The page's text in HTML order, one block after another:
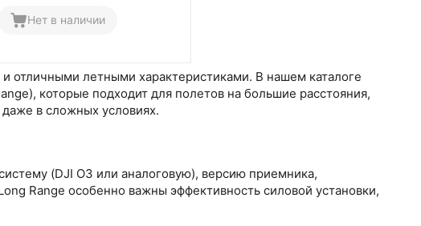
отличными летными характеристиками. В нашем каталоге
которые подходит для полетов на большие расстояния,
в сложных условиях.
(DJI O3 или аналоговую), версию приемника,
Range особенно важны эффективность силовой установки,
Нет в наличии